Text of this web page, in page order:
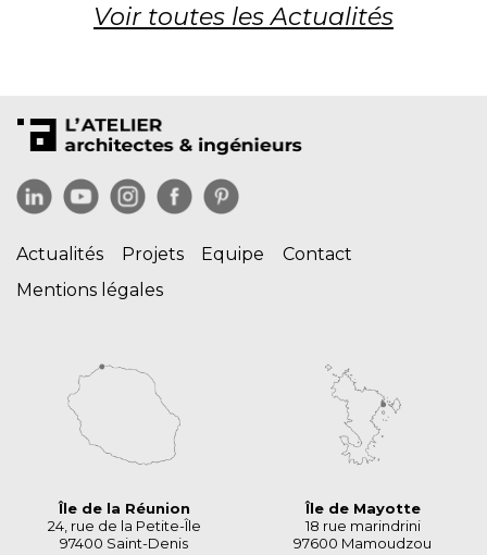
Voir toutes les Actualités
Actualités Projets Equipe
Contact
Mentions légales
Île de la Réunion
24, rue de la Petite-Île
97400 Saint-Denis
Île de Mayotte
18 rue marindrini
97600 Mamoudzou